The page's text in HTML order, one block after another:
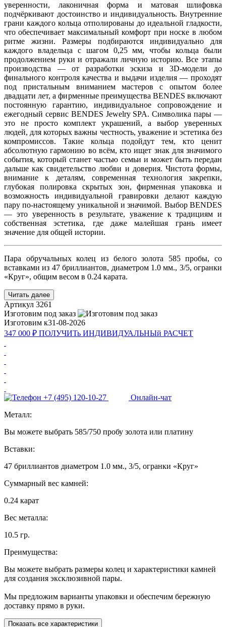
уверенности, лаконичная форма и матовая шлифовка
подчёркивают достоинство и индивидуальность. Внутренние
грани каждого кольца отполированы до идеальной гладкости,
что обеспечивает максимальный комфорт при носке в любом
ритме жизни. Размеры подбираются индивидуально для
каждого владельца с шагом 0,25 мм, чтобы кольца были
продолжением руки и отражали личную историю. Все этапы
производства — от разработки эскиза и 3D-модели до
финального контроля качества и выдачи изделия — проходят
под пристальным вниманием мастеров с опытом более
двадцати лет, а фирменные преимущества BENDES включают
постоянную гарантию, индивидуальное сопровождение и
ежегодный сервис BENDES Jewelry SPA. Символика пары —
это не просто комплект украшений, а выбор уверенных
людей, для которых важны честность, уважение и эстетика без
компромиссов. Такие кольца подойдут тем, кто ценит
абсолютную гармонию во всём, кто ищет знак для значимого
события, который станет частью семьи и может быть передан
дальше как свидетельство любви и доверия. Чистота формы,
внимание к деталям, современная технология закрепки,
глубокая полировка скрытых зон, фирменная упаковка и
возможность индивидуальной гравировки делают каждую
пару по-настоящему уникальной и значимой. Выбор BENDES
— это уверенность в результате, уважение к традициям и
собственная эстетика, где даже малейшая грань имеет
значение для общей истории.
Пара обручальных колец из белого золота 585 пробы, со
вставками из 47 бриллиантов, диаметром 1.0 мм., 3/5, огранки
«Круг», общим весом в 0.24 карата.
Читать далее
Артикул 3261
Изготовим под заказ
Изготовим к31-08-2026
347 000 ₽ ПОЛУЧИТь ИНДИВИДУАЛЬНЫй РАСЧЕТ
+7 (495) 120-10-27
Онлайн-чат
Металл:
Вы можете выбрать 585/750 пробу золота или платину
Вставки:
47 бриллиантов диаметром 1.0 мм., 3/5, огранки «Круг»
Суммарный вес камней:
0.24 карат
Вес металла:
10.5 гр.
Преимущества:
Вы можете выбрать размеры колец и характеристики камней
для создания эксклюзивной пары.
Мы предложим варианты упаковки и обеспечим бережную
доставку прямо в руки.
Показать все характеристики